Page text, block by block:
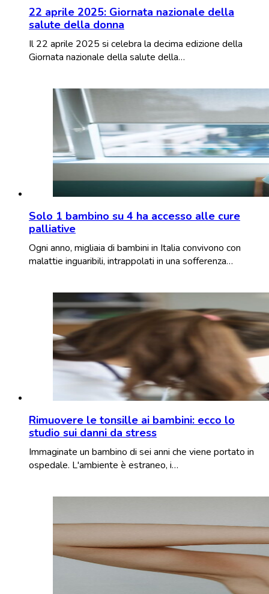
22 aprile 2025: Giornata nazionale della
salute della donna
Il 22 aprile 2025 si celebra la decima edizione della
Giornata nazionale della salute della…
Solo 1 bambino su 4 ha accesso alle cure
palliative
Ogni anno, migliaia di bambini in Italia convivono con
malattie inguaribili, intrappolati in una sofferenza…
Rimuovere le tonsille ai bambini: ecco lo
studio sui danni da stress
Immaginate un bambino di sei anni che viene portato in
ospedale. L'ambiente è estraneo, i…